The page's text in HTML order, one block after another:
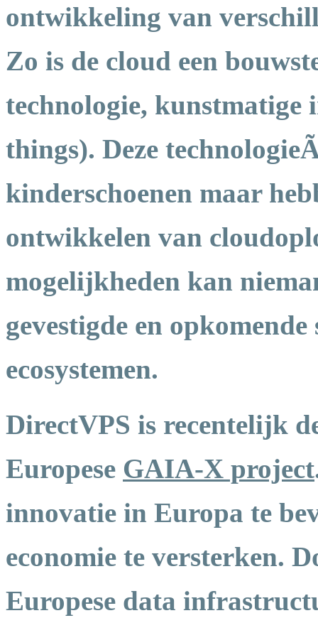
ontwikkeling van
Zo is de cloud een
technologie,
things). Deze
kinderschoenen maar
ontwikkelen van
mogelijkheden kan
gevestigde en
ecosystemen.
DirectVPS is recentelijk
Europese GAIA-X project
innovatie in Europa te
economie te versterken.
Europese data